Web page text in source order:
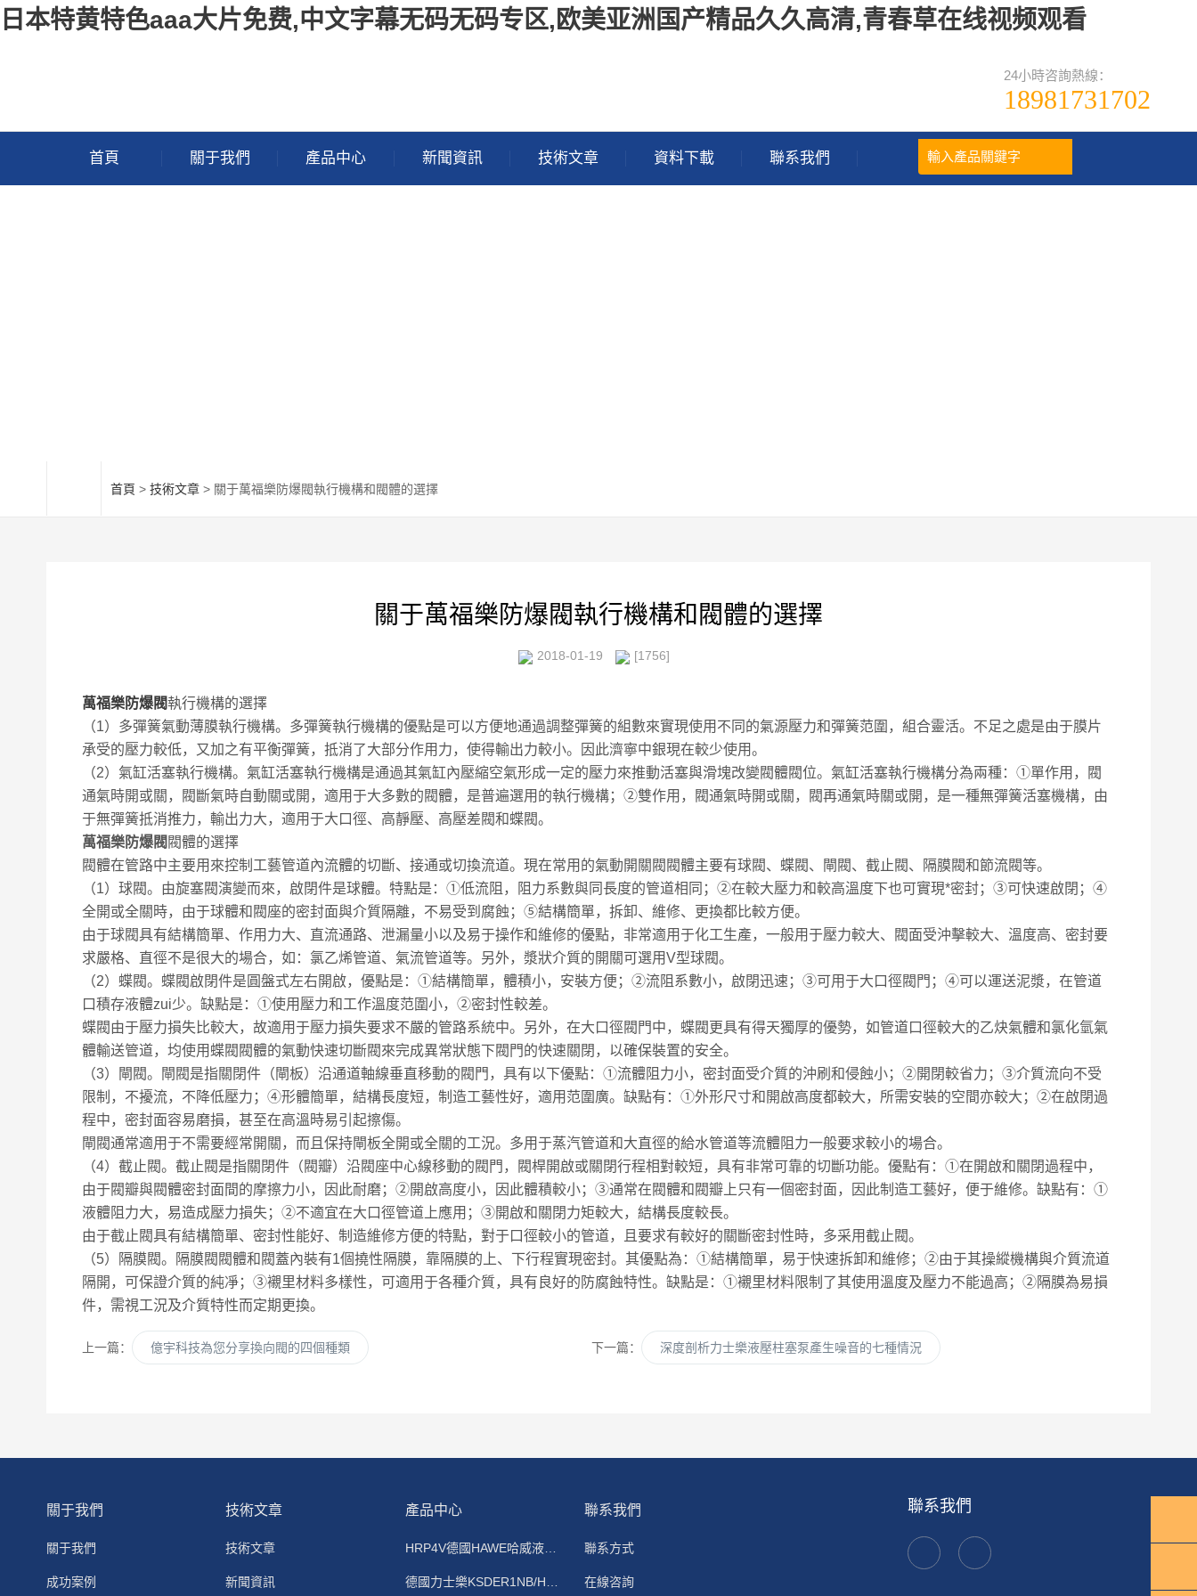
日本特黄特色aaa大片免费,中文字幕无码无码专区,欧美亚洲国产精品久久高清,青春草在线视频观看
24小時咨詢熱線：
18981731702
首頁 關于我們 產品中心 新聞資訊 技術文章 資料下載 聯系我們
首頁 > 技術文章 > 關于萬福樂防爆閥執行機構和閥體的選擇
關于萬福樂防爆閥執行機構和閥體的選擇
2018-01-19 [1756]
萬福樂防爆閥執行機構的選擇
（1）多彈簧氣動薄膜執行機構。多彈簧執行機構的優點是可以方便地通過調整彈簧的組數來實現使用不同的氣源壓力和彈簧范圍，組合靈活。不足之處是由于膜片
承受的壓力較低，又加之有平衡彈簧，抵消了大部分作用力，使得輸出力較小。因此濟寧中銀現在較少使用。
（2）氣缸活塞執行機構。氣缸活塞執行機構是通過其氣缸內壓縮空氣形成一定的壓力來推動活塞與滑塊改變閥體閥位。氣缸活塞執行機構分為兩種：①單作用，閥
通氣時開或關，閥斷氣時自動關或開，適用于大多數的閥體，是普遍選用的執行機構；②雙作用，閥通氣時開或關，閥再通氣時關或開，是一種無彈簧活塞機構，由
于無彈簧抵消推力，輸出力大，適用于大口徑、高靜壓、高壓差閥和蝶閥。
萬福樂防爆閥 閥體的選擇
閥體在管路中主要用來控制工藝管道內流體的切斷、接通或切換流道。現在常用的氣動開關閥閥體主要有球閥、蝶閥、閘閥、截止閥、隔膜閥和節流閥等。
（1）球閥。由旋塞閥演變而來，啟閉件是球體。特點是：①低流阻，阻力系數與同長度的管道相同；②在較大壓力和較高溫度下也可實現*密封；③可快速啟閉；④
全開或全關時，由于球體和閥座的密封面與介質隔離，不易受到腐蝕；⑤結構簡單，拆卸、維修、更換都比較方便。
由于球閥具有結構簡單、作用力大、直流通路、泄漏量小以及易于操作和維修的優點，非常適用于化工生產，一般用于壓力較大、閥面受沖擊較大、溫度高、密封要
求嚴格、直徑不是很大的場合，如：氯乙烯管道、氣流管道等。另外，漿狀介質的開關可選用V型球閥。
（2）蝶閥。蝶閥啟閉件是圓盤式左右開啟，優點是：①結構簡單，體積小，安裝方便；②流阻系數小，啟閉迅速；③可用于大口徑閥門；④可以運送泥漿，在管道
口積存液體zui少。缺點是：①使用壓力和工作溫度范圍小，②密封性較差。
蝶閥由于壓力損失比較大，故適用于壓力損失要求不嚴的管路系統中。另外，在大口徑閥門中，蝶閥更具有得天獨厚的優勢，如管道口徑較大的乙炔氣體和氯化氫氣
體輸送管道，均使用蝶閥閥體的氣動快速切斷閥來完成異常狀態下閥門的快速關閉，以確保裝置的安全。
（3）閘閥。閘閥是指關閉件（閘板）沿通道軸線垂直移動的閥門，具有以下優點：①流體阻力小，密封面受介質的沖刷和侵蝕小；②開閉較省力；③介質流向不受
限制，不擾流，不降低壓力；④形體簡單，結構長度短，制造工藝性好，適用范圍廣。缺點有：①外形尺寸和開啟高度都較大，所需安裝的空間亦較大；②在啟閉過
程中，密封面容易磨損，甚至在高溫時易引起擦傷。
閘閥通常適用于不需要經常開關，而且保持閘板全開或全關的工況。多用于蒸汽管道和大直徑的給水管道等流體阻力一般要求較小的場合。
（4）截止閥。截止閥是指關閉件（閥瓣）沿閥座中心線移動的閥門，閥桿開啟或關閉行程相對較短，具有非常可靠的切斷功能。優點有：①在開啟和關閉過程中，
由于閥瓣與閥體密封面間的摩擦力小，因此耐磨；②開啟高度小，因此體積較小；③通常在閥體和閥瓣上只有一個密封面，因此制造工藝好，便于維修。缺點有：①
液體阻力大，易造成壓力損失；②不適宜在大口徑管道上應用；③開啟和關閉力矩較大，結構長度較長。
由于截止閥具有結構簡單、密封性能好、制造維修方便的特點，對于口徑較小的管道，且要求有較好的關斷密封性時，多采用截止閥。
（5）隔膜閥。隔膜閥閥體和閥蓋內裝有1個撓性隔膜，靠隔膜的上、下行程實現密封。其優點為：①結構簡單，易于快速拆卸和維修；②由于其操縱機構與介質流道
隔開，可保證介質的純凈；③襯里材料多樣性，可適用于各種介質，具有良好的防腐蝕特性。缺點是：①襯里材料限制了其使用溫度及壓力不能過高；②隔膜為易損
件，需視工況及介質特性而定期更換。
上一篇： 億宇科技為您分享換向閥的四個種類 下一篇： 深度剖析力士樂液壓柱塞泵產生噪音的七種情況
關于我們
關于我們
成功案例
技術文章
技術文章
新聞資訊
產品中心
HRP4V德國HAWE哈威液控單向閥HRP4庫房現貨-代理
聯系我們
聯系方式
在線咨詢
聯系我們